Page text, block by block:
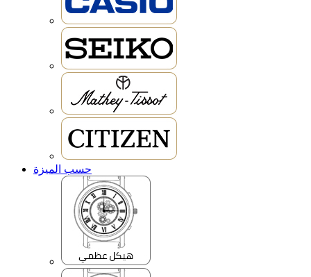
حسب الميزة